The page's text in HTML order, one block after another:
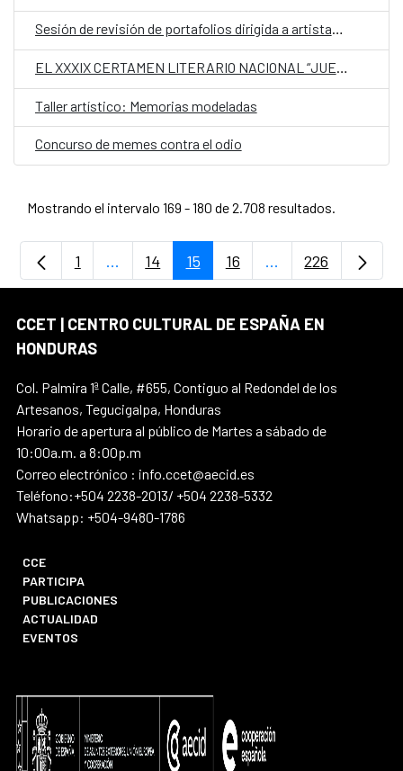
Sesión de revisión de portafolios dirigida a artistas visuales
EL XXXIX CERTAMEN LITERARIO NACIONAL “JUEGOS FLORALES” DE SANTA ROSA DE COPÁN
Taller artístico: Memorias modeladas
Concurso de memes contra el odio
Mostrando el intervalo 169 - 180 de 2.708 resultados.
Página
1 ...Páginas intermedias Use TAB para
Página
14 Página
15 Página
16 ...PáginasPágina
226
CCET | CENTRO CULTURAL DE ESPAÑA EN
HONDURAS
Col. Palmira 1ª Calle, #655, Contiguo al Redondel de los
Artesanos, Tegucigalpa, Honduras
Horario de apertura al público de Martes a sábado de
10:00a.m. a 8:00p.m
Correo electrónico : info.ccet@aecid.es
Teléfono:+504 2238-2013/ +504 2238-5332
Whatsapp: +504-9480-1786
CCE
PARTICIPA
PUBLICACIONES
ACTUALIDAD
EVENTOS